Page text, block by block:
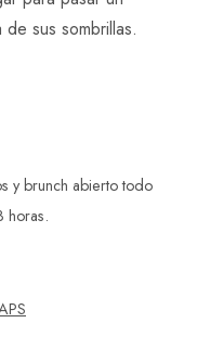
sus sombrillas.
y brunch abierto todo
horas.